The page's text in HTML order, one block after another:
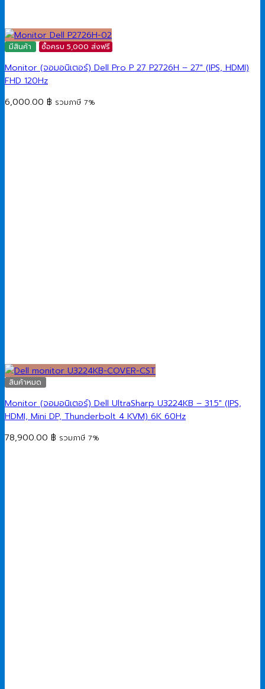
มีสินค้า ซื้อครบ 5,000 ส่งฟรี
Monitor (จอมอนิเตอร์) Dell Pro P 27 P2726H​ – 27″ (IPS, HDMI)
FHD 120Hz
6,000.00 ฿ รวมภาษี 7%
สินค้าหมด
Monitor (จอมอนิเตอร์) Dell UltraSharp U3224KB – 31.5″ (IPS,
HDMI, Mini DP, Thunderbolt 4 KVM) 6K 60Hz
78,900.00 ฿ รวมภาษี 7%